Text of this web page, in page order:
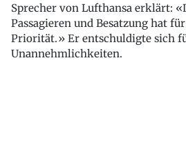
Sprecher von Lufthansa erklärt:
Passagieren und Besatzung hat
Priorität.» Er entschuldigte sich
Unannehmlichkeiten.